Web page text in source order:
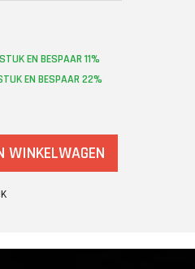
EN BESPAAR 11%
EN BESPAAR 22%
WINKELWAGEN